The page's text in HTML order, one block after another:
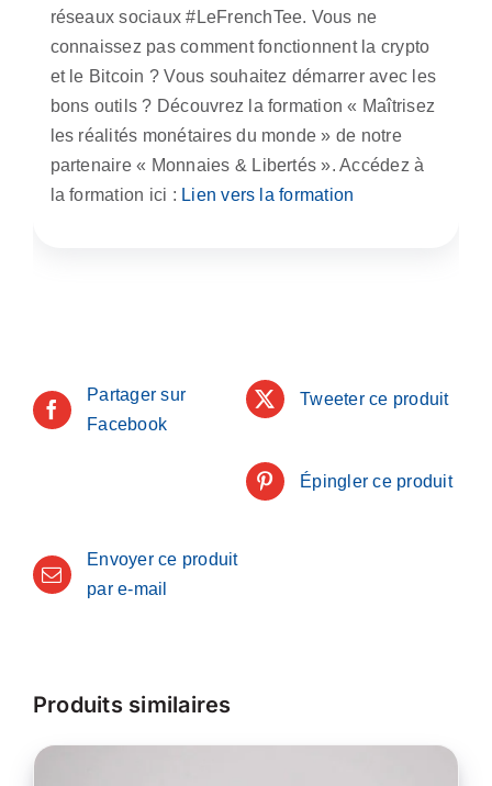
réseaux sociaux #LeFrenchTee. Vous ne
connaissez pas comment fonctionnent la crypto
et le Bitcoin ? Vous souhaitez démarrer avec les
bons outils ? Découvrez la formation « Maîtrisez
les réalités monétaires du monde » de notre
partenaire « Monnaies & Libertés ». Accédez à
la formation ici : Lien vers la formation
Partager sur
Facebook
Tweeter ce produit
Épingler ce produit
Envoyer ce produit
par e-mail
Produits similaires